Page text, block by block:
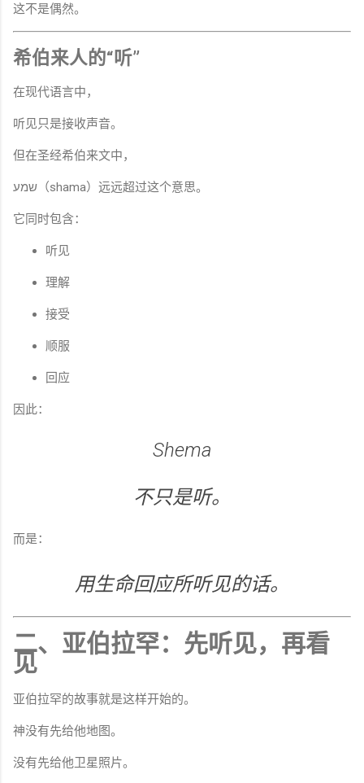
这不是偶然。
希伯来人的“听”
在现代语言中，
听见只是接收声音。
但在圣经希伯来文中，
שמע（shama）远远超过这个意思。
它同时包含：
听见
理解
接受
顺服
回应
因此：
Shema
不只是听。
而是：
用生命回应所听见的话。
二、亚伯拉罕：先听见，再看
见
亚伯拉罕的故事就是这样开始的。
神没有先给他地图。
没有先给他卫星照片。